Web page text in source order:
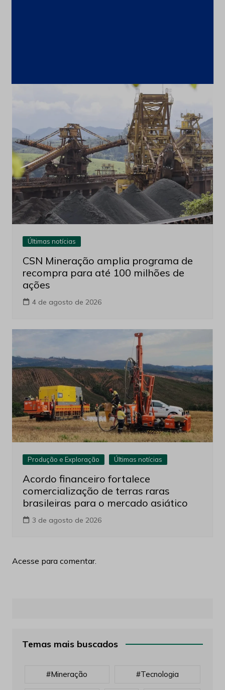
Últimas notícias
CSN Mineração amplia programa de
recompra para até 100 milhões de
ações
4 de agosto de 2026
Produção e Exploração Últimas notícias
Acordo financeiro fortalece
comercialização de terras raras
brasileiras para o mercado asiático
3 de agosto de 2026
Acesse para comentar.
Temas mais buscados
#mineração #tecnologia